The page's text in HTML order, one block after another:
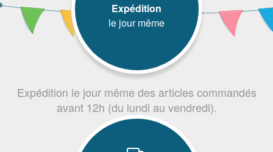
Expédition
le jour même
Expédition le jour même des articles commandés
avant 12h (du lundi au vendredi).